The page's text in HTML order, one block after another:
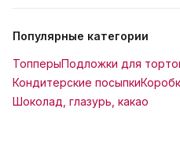
Популярные категории
ТопперыПодложки для
Кондитерские посыпки
Шоколад, глазурь, какао